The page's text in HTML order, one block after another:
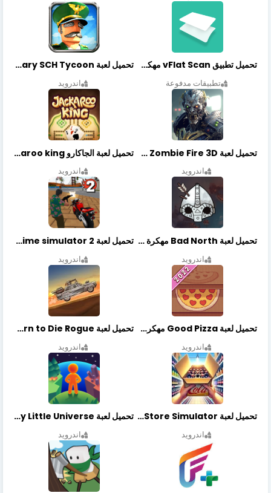
تحميل تطبيق vFlat Scan مهكر آخر إصدار
تطبيقات مدفوعة
تحميل لعبة Idle Military SCH Tycoon مهكرة آخر إصدار
اندرويد
تحميل لعبة Zombie Fire 3D مهكرة آخر إصدار
اندرويد
تحميل لعبة الجاكارو jackaroo king آخر إصدار
اندرويد
تحميل لعبة Bad North مهكرة آخر إصدار
اندرويد
تحميل لعبة Vegas crime simulator 2 مهكرة اخر اصدار
اندرويد
تحميل لعبة Good Pizza مهكرة اخر اصدار
اندرويد
تحميل لعبة Earn to Die Rogue مهكرة اخر اصدار
اندرويد
تحميل لعبة Retail Store Simulator مهكرة اخر اصدار
اندرويد
تحميل لعبة My Little Universe مهكرة أخر إصدار
اندرويد